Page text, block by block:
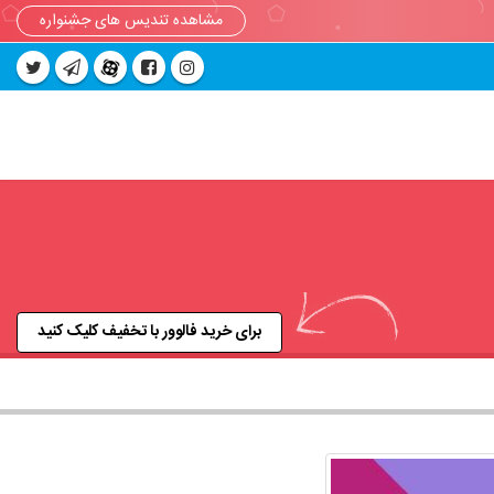
مشاهده تندیس های جشنواره
برای خرید فالوور با تخفیف کلیک کنید